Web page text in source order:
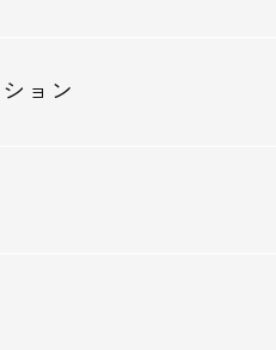
ョン